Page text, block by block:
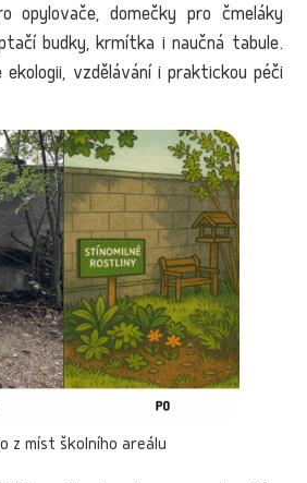
opylovače, domečky pro čmeláky
budky, krmítka i naučná tabule.
vzdělávání i praktickou péči
z míst školního areálu